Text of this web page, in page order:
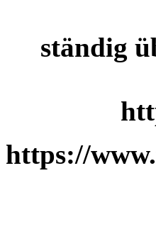
ständig
https://